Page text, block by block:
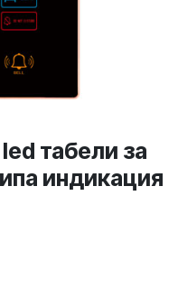
табели за
индикация